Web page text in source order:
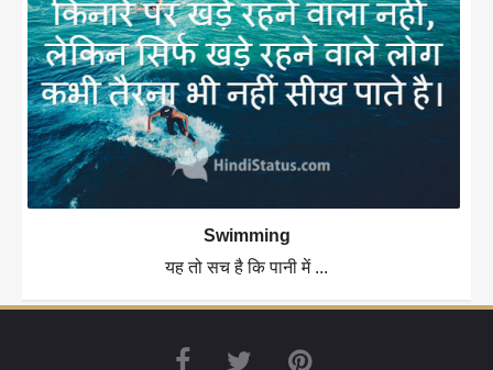
Swimming
यह तो सच है कि पानी में ...